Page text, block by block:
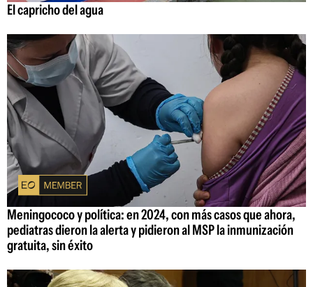
El capricho del agua
Meningococo y política: en 2024, con más casos que ahora,
pediatras dieron la alerta y pidieron al MSP la inmunización
gratuita, sin éxito